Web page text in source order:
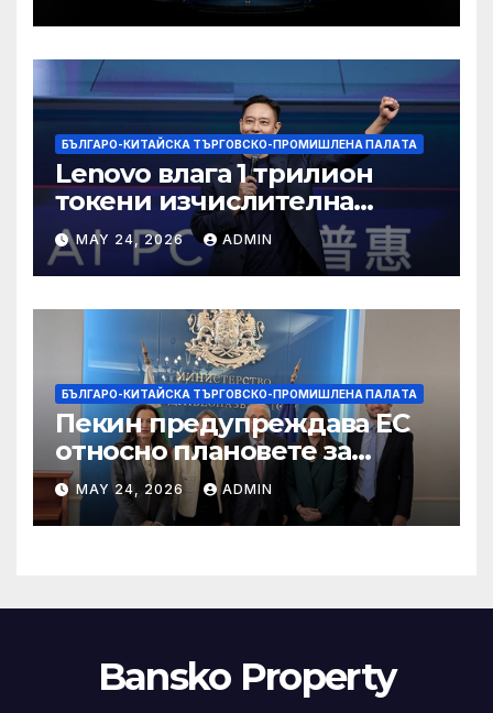
БЪЛГАРО-КИТАЙСКА ТЪРГОВСКО-ПРОМИШЛЕНА ПАЛAТА
Lenovo влага 1 трилион
токени изчислителна
мощност в AI екосистемата
MAY 24, 2026 ADMIN
БЪЛГАРО-КИТАЙСКА ТЪРГОВСКО-ПРОМИШЛЕНА ПАЛAТА
Пекин предупреждава ЕС
относно плановете за
насочване към китайски
продукти
MAY 24, 2026 ADMIN
Bansko Property